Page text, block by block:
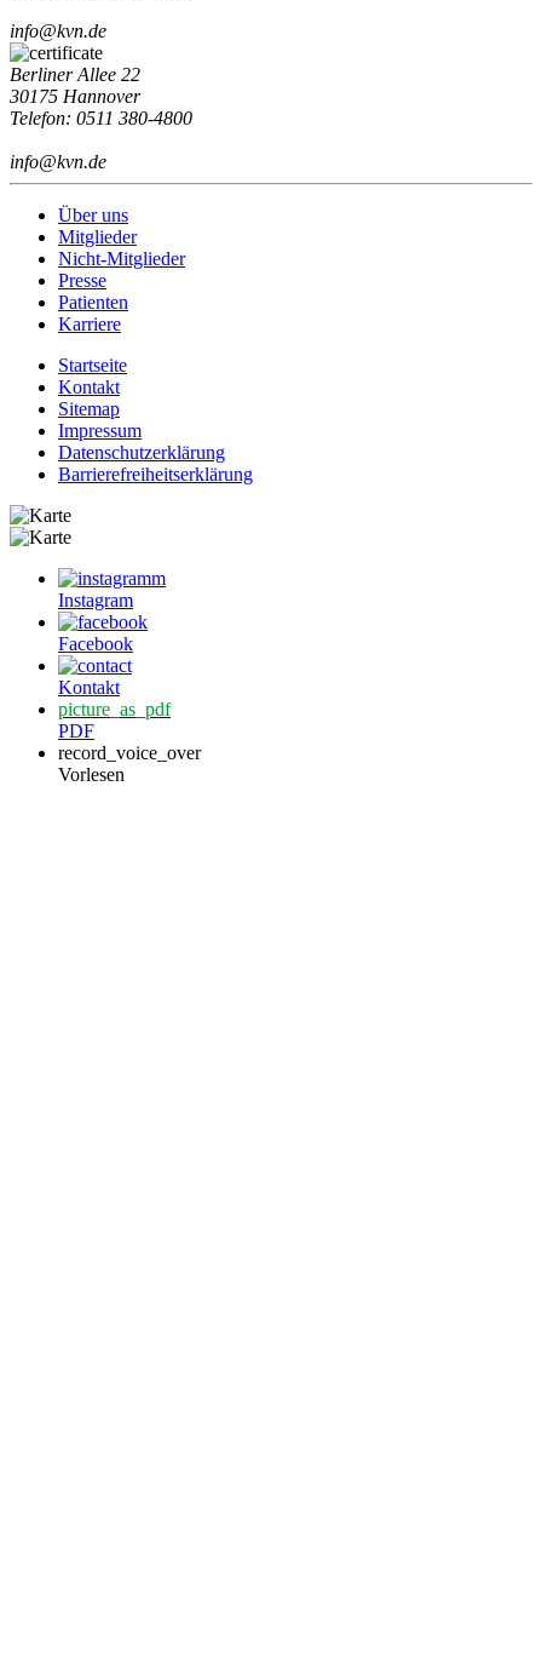
info@kvn.de
Berliner Allee 22
30175 Hannover
Telefon: 0511 380-4800
info@kvn.de
Über uns
Mitglieder
Nicht-Mitglieder
Presse
Patienten
Karriere
Startseite
Kontakt
Sitemap
Impressum
Datenschutzerklärung
Barrierefreiheitserklärung
Instagram
Facebook
Kontakt
picture_as_pdf
PDF
record_voice_over
Vorlesen